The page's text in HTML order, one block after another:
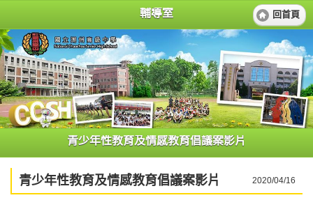
輔導室 回首頁
青少年性教育及情感教育倡議案影片
青少年性教育及情感教育倡議案影片 2020/04/16